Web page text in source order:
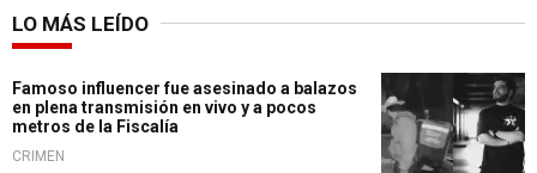
LO MÁS LEÍDO
Famoso influencer fue asesinado a balazos
en plena transmisión en vivo y a pocos
metros de la Fiscalía
CRIMEN